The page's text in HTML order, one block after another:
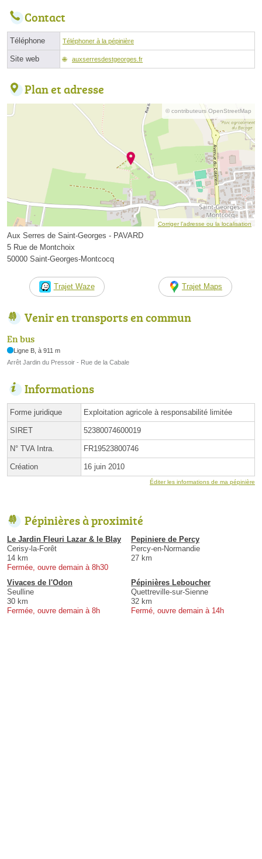
Contact
Téléphone Téléphoner à la pépinière
Site web auxserresdestgeorges.fr
Plan et adresse
© contributeurs OpenStreetMap
Corriger l’adresse ou la localisation
Aux Serres de Saint-Georges - PAVARD
5 Rue de Montchoix
50000 Saint-Georges-Montcocq
Trajet Waze Trajet Maps
Venir en transports en commun
En bus
Ligne B, à 911 m
Arrêt Jardin du Pressoir - Rue de la Cabale
Informations
Forme juridique Exploitation agricole à responsabilité limitée
SIRET 52380074600019
N° TVA Intra. FR19523800746
Création 16 juin 2010
Éditer les informations de ma pépinière
Pépinières à proximité
Le Jardin Fleuri Lazar & le Blay
Cerisy-la-Forêt
14 km
Fermée, ouvre demain à 8h30
Pepiniere de Percy
Percy-en-Normandie
27 km
Vivaces de l'Odon
Seulline
30 km
Fermée, ouvre demain à 8h
Pépinières Leboucher
Quettreville-sur-Sienne
32 km
Fermé, ouvre demain à 14h